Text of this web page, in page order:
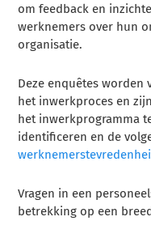
om feedback en
werknemers over hun
organisatie.
Deze enquêtes
het inwerkproces en
het inwerkprogramma
identificeren en de
Vragen in een
betrekking op een